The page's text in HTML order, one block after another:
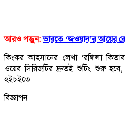
আরও পড়ুন:ভারতে ‘জওয়ান’র আয়ের
কিংকর আহসানের লেখা ‘রঙ্গিলা
ওয়েব সিরিজটির দ্রুতই শুটিং শুরু হবে,
হইচইতে।
বিজ্ঞাপন